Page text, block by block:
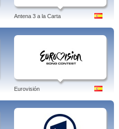
Antena 3 a la Carta
Eurovisión